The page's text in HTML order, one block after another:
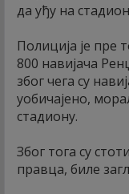
да уђу на
Полиција је пре
800 навијача
због чега су
уобичајено,
стадиону.
Због тога су
правца, биле